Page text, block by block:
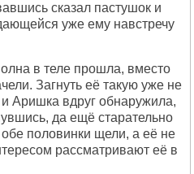
сказал пастушок и
уже ему навстречу
в теле прошла, вместо
Загнуть её такую уже не
Аришка вдруг обнаружила,
да ещё старательно
половинки щели, а её не
рассматривают её в